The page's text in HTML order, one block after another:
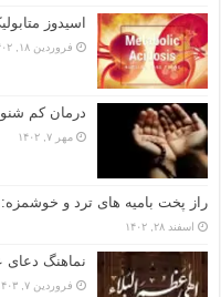
اسیدوز
فروردین ۱۸, ۱۴۰۲
درمان کم
مهر ۷, ۱۴۰۲
راز پخت بامیه‌ های ترد و
اسفند ۲۸, ۱۴۰۲
نماهنگ دعای
فروردین ۷, ۱۴۰۳